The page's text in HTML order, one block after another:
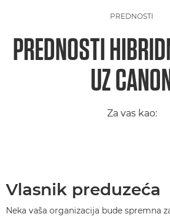
PREDNOSTI
PREDNOSTI
UZ
Za vas kao:
Vlasnik preduzeća
Neka vaša organizacija bude spremna